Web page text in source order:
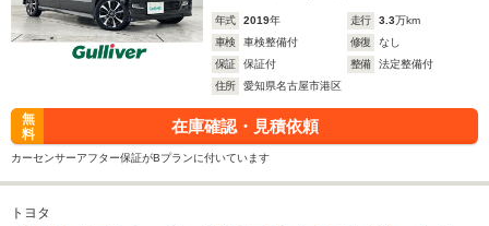
年式 2019年 走行 3.3万km
車検
車検整備付 修復
なし
保証
保証付 整備
法定整備付
住所
愛知県名古屋市港区
無
料
在庫確認・見積依頼
カーセンサーアフター保証がBプランに付いています
トヨタ